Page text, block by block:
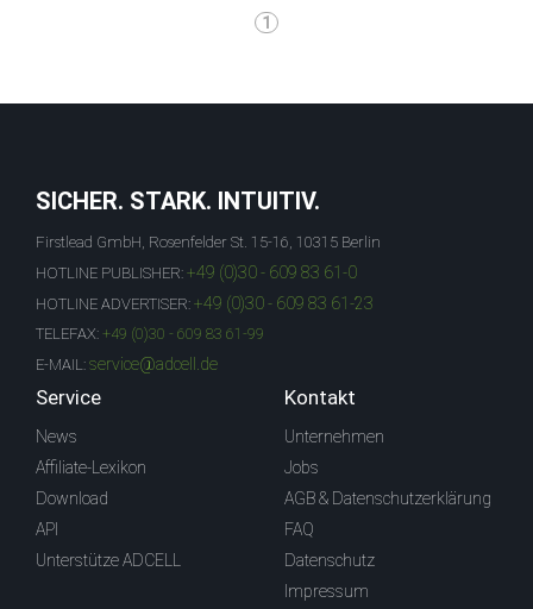
1
SICHER. STARK. INTUITIV.
Firstlead GmbH, Rosenfelder St. 15-16, 10315 Berlin
HOTLINE PUBLISHER: +49 (0)30 - 609 83 61-0
HOTLINE ADVERTISER: +49 (0)30 - 609 83 61-23
TELEFAX: +49 (0)30 - 609 83 61-99
E-MAIL: service@adcell.de
Service
News
Affiliate-Lexikon
Download
API
Unterstütze ADCELL
Kontakt
Unternehmen
Jobs
AGB & Datenschutzerklärung
FAQ
Datenschutz
Impressum